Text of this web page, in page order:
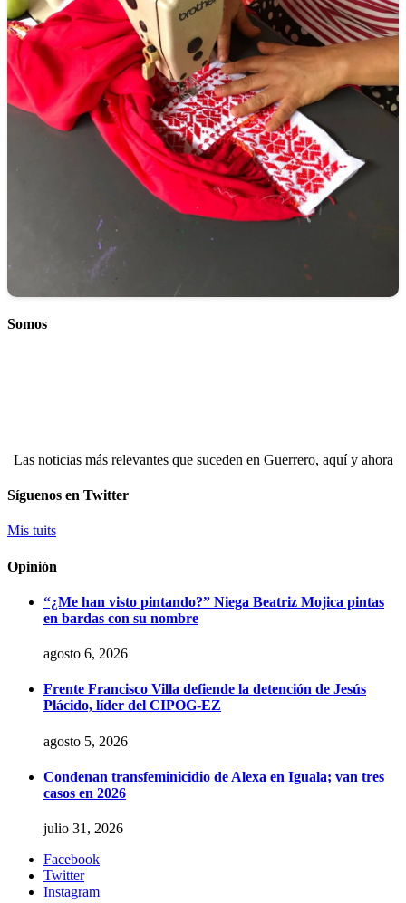
Somos
Las noticias más relevantes que suceden en Guerrero, aquí y ahora
Síguenos en Twitter
Mis tuits
Opinión
“¿Me han visto pintando?” Niega Beatriz Mojica pintas
en bardas con su nombre
agosto 6, 2026
Frente Francisco Villa defiende la detención de Jesús
Plácido, líder del CIPOG-EZ
agosto 5, 2026
Condenan transfeminicidio de Alexa en Iguala; van tres
casos en 2026
julio 31, 2026
Facebook
Twitter
Instagram